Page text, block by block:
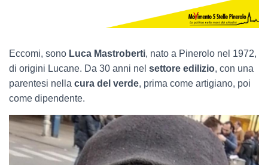
Eccomi, sono Luca Mastroberti, nato a Pinerolo nel 1972,
di origini Lucane. Da 30 anni nel settore edilizio, con una
parentesi nella cura del verde, prima come artigiano, poi
come dipendente.